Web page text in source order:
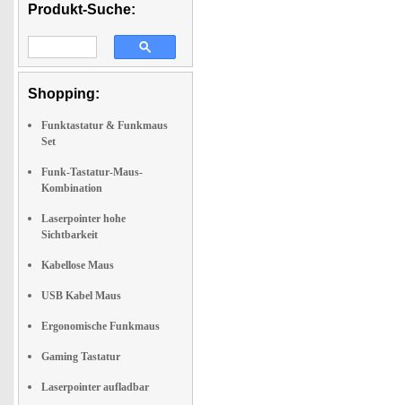
Produkt-Suche:
Shopping:
Funktastatur & Funkmaus
Set
Funk-Tastatur-Maus-
Kombination
Laserpointer hohe
Sichtbarkeit
Kabellose Maus
USB Kabel Maus
Ergonomische Funkmaus
Gaming Tastatur
Laserpointer aufladbar